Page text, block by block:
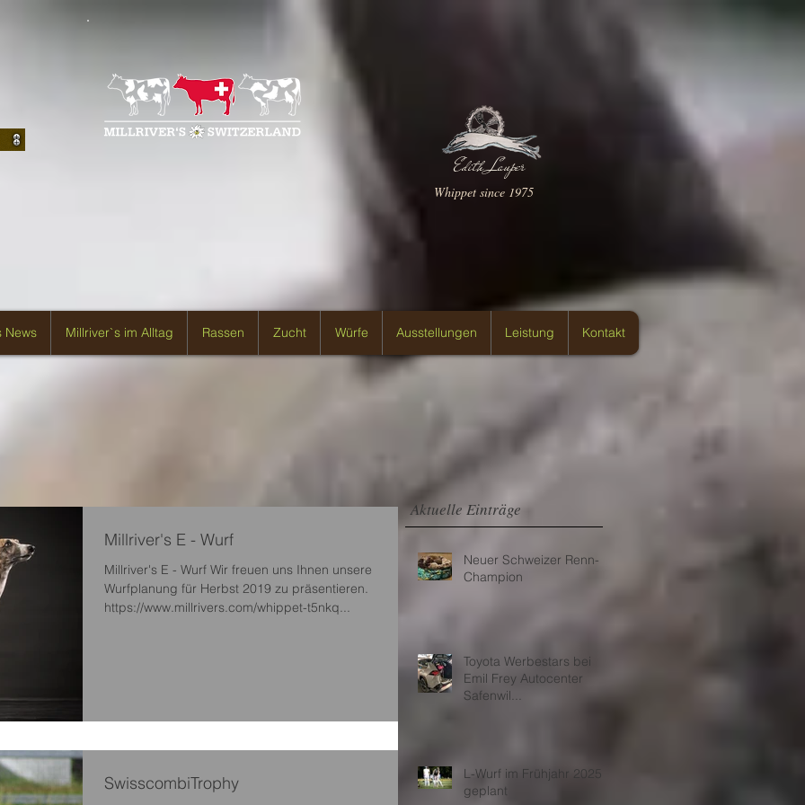
Edith Lauper
Whippet since 1975
News Millriver`s im Alltag Rassen Zucht Würfe Ausstellungen Leistung Kontakt
Millriver's E - Wurf
Millriver's E - Wurf Wir freuen uns Ihnen unsere
Wurfplanung für Herbst 2019 zu präsentieren.
https://www.millrivers.com/whippet-t5nkq...
SwisscombiTrophy
Aktuelle Einträge
Neuer Schweizer Renn-
Champion
Toyota Werbestars bei
Emil Frey Autocenter
Safenwil...
L-Wurf im Frühjahr 2025
geplant